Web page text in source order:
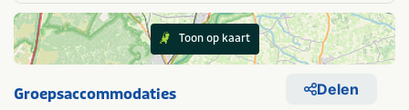
Toon op kaart
Groepsaccommodaties Delen